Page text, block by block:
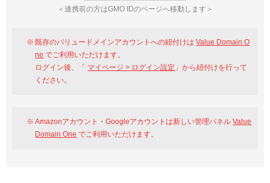
＜連携前の方はGMO IDのページへ移動します＞
既存のバリュードメインアカウントへの紐付けはValue Domain O
ne でご利用いただけます。
ログイン後、「 マイページ > ログイン設定 」から紐付けを行って
ください。
Amazonアカウント・Googleアカウントは新しい管理パネルValue
Domain One でご利用いただけます。